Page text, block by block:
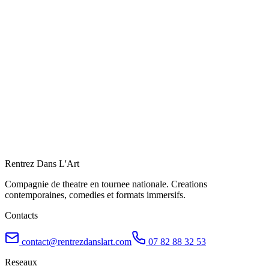
Rentrez Dans L'Art
Compagnie de theatre en tournee nationale. Creations
contemporaines, comedies et formats immersifs.
Contacts
contact@rentrezdanslart.com
07 82 88 32 53
Reseaux